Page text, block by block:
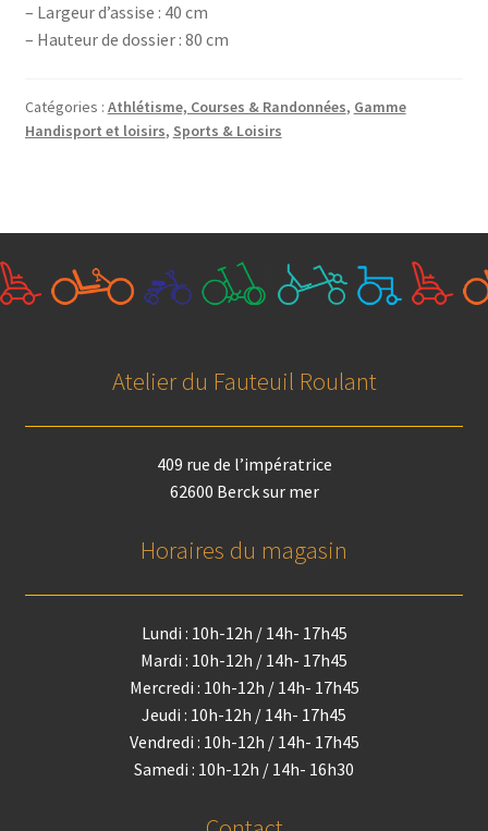
– Largeur d’assise : 40 cm
– Hauteur de dossier : 80 cm
Catégories : Athlétisme, Courses & Randonnées, Gamme
Handisport et loisirs, Sports & Loisirs
Atelier du Fauteuil Roulant
409 rue de l’impératrice
62600 Berck sur mer
Horaires du magasin
Lundi : 10h-12h / 14h- 17h45
Mardi : 10h-12h / 14h- 17h45
Mercredi : 10h-12h / 14h- 17h45
Jeudi : 10h-12h / 14h- 17h45
Vendredi : 10h-12h / 14h- 17h45
Samedi : 10h-12h / 14h- 16h30